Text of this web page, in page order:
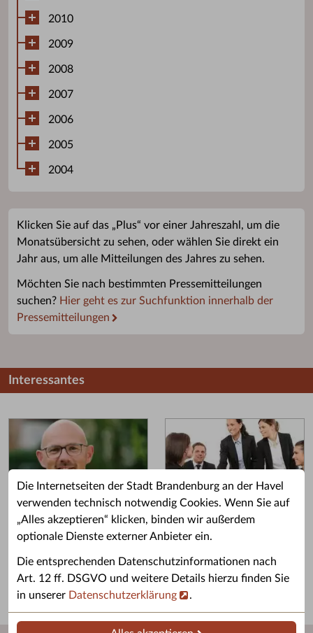
Die Internetseiten der Stadt Brandenburg an der Havel
verwenden technisch notwendig Cookies. Wenn Sie auf
„Alles akzeptieren“ klicken, binden wir außerdem
optionale Dienste externer Anbieter ein.
Die entsprechenden Datenschutzinformationen nach
Art. 12 ff. DSGVO und weitere Details hierzu finden Sie
in unserer Datenschutzerklärung .
2010
2009
2008
2007
2006
2005
2004
Klicken Sie auf das „Plus“ vor einer Jahreszahl, um die
Monatsübersicht zu sehen, oder wählen Sie direkt ein
Jahr aus, um alle Mitteilungen des Jahres zu sehen.
Möchten Sie nach bestimmten Pressemitteilungen
suchen? Hier geht es zur Suchfunktion innerhalb der
Pressemitteilungen
Interessantes
Grußwort des OB